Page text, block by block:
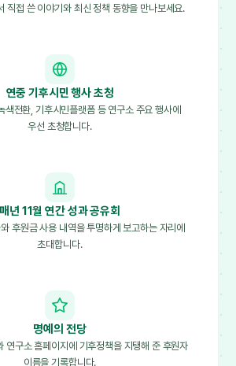
직접 쓴 이야기와 최신 정책 동향을 만나보세요.
연중 기후시민 행사 초청
색전환, 기후시민플랫폼 등 연구소 주요 행사에
우선 초청합니다.
매년 11월 연간 성과 공유회
후원금 사용 내역을 투명하게 보고하는 자리에
초대합니다.
명예의 전당
연구소 홈페이지에 기후정책을 지탱해 준 후원자
이름을 기록합니다.